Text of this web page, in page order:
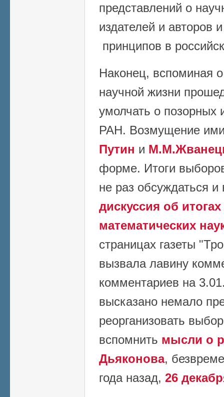
представлений о
издателей и авторов
принципов в
Наконец, вспоминая
научной жизни
умолчать о позорных
РАН. Возмущение
Путин и
форме. Итоги
не раз обсуждаться и
дискуссия об
математических
страницах газеты
вызвала лавину
комментариев на
высказано немало
реорганизовать
вспомнить мысли о
Дьяконова,
года назад, 26